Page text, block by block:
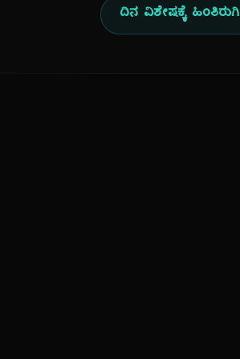
ದಿನ ವಿಶೇಷಕ್ಕೆ ಹಿಂತಿರುಗಿ